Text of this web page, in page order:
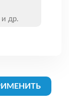
др.